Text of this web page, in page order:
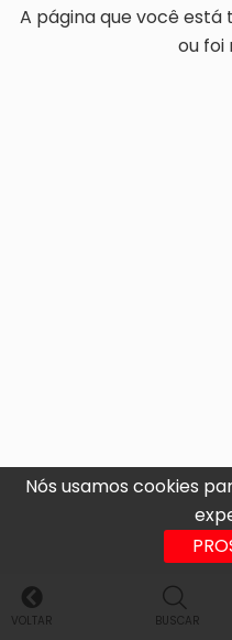
Nós usamos cookies
A página que você
ou foi
VOLTAR BUSCAR